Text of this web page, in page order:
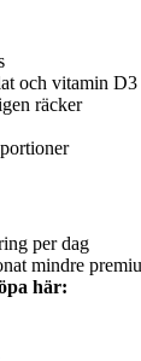
och vitamin D3
räcker
per dag
mindre
här: